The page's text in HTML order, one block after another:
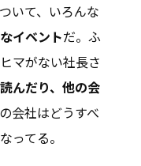
いて、いろんな
イベントだ。ふ
マがない社長さ
んだり、他の会
会社はどうすべ
ってる。